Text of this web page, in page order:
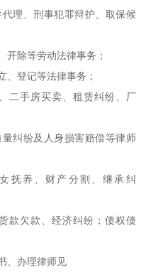
理、刑事犯罪辩护、取保候
、开除等劳动法律事务；
立、登记等法律事务；
二手房买卖、租赁纠纷、厂
纠纷及人身损害赔偿等律师
抚养、财产分割、继承纠
款欠款、经济纠纷；债权债
、办理律师见